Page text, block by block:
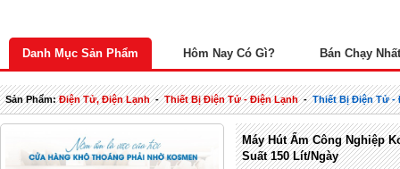
Danh Mục Sản Phẩm Hôm Nay Có Gì? Bán Chạy Nhất
Sản Phẩm:Điện Tử, Điện Lạnh-Thiết Bị Điện Tử - Điện Lạnh-Thiết Bị Điện Tử -
Máy Hút Ẩm Công Nghiệp
Suất 150 Lít/ngày